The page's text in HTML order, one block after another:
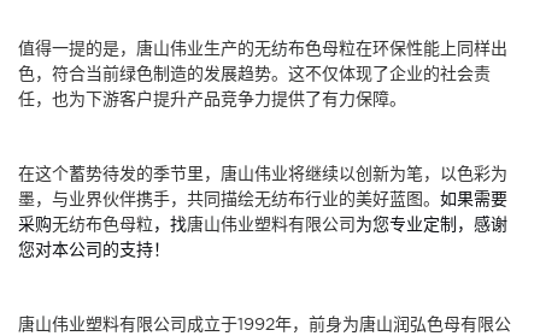
值得一提的是，唐山伟业生产的无纺布色母粒在环保性能上同样出
色，符合当前绿色制造的发展趋势。这不仅体现了企业的社会责
任，也为下游客户提升产品竞争力提供了有力保障。
在这个蓄势待发的季节里，唐山伟业将继续以创新为笔，以色彩为
墨，与业界伙伴携手，共同描绘无纺布行业的美好蓝图。 如果需要
采购无纺布色母粒，找唐山伟业塑料有限公司为您专业定制，感谢
您对本公司的支持！
唐山伟业塑料有限公司成立于1992年，前身为唐山润弘色母有限公